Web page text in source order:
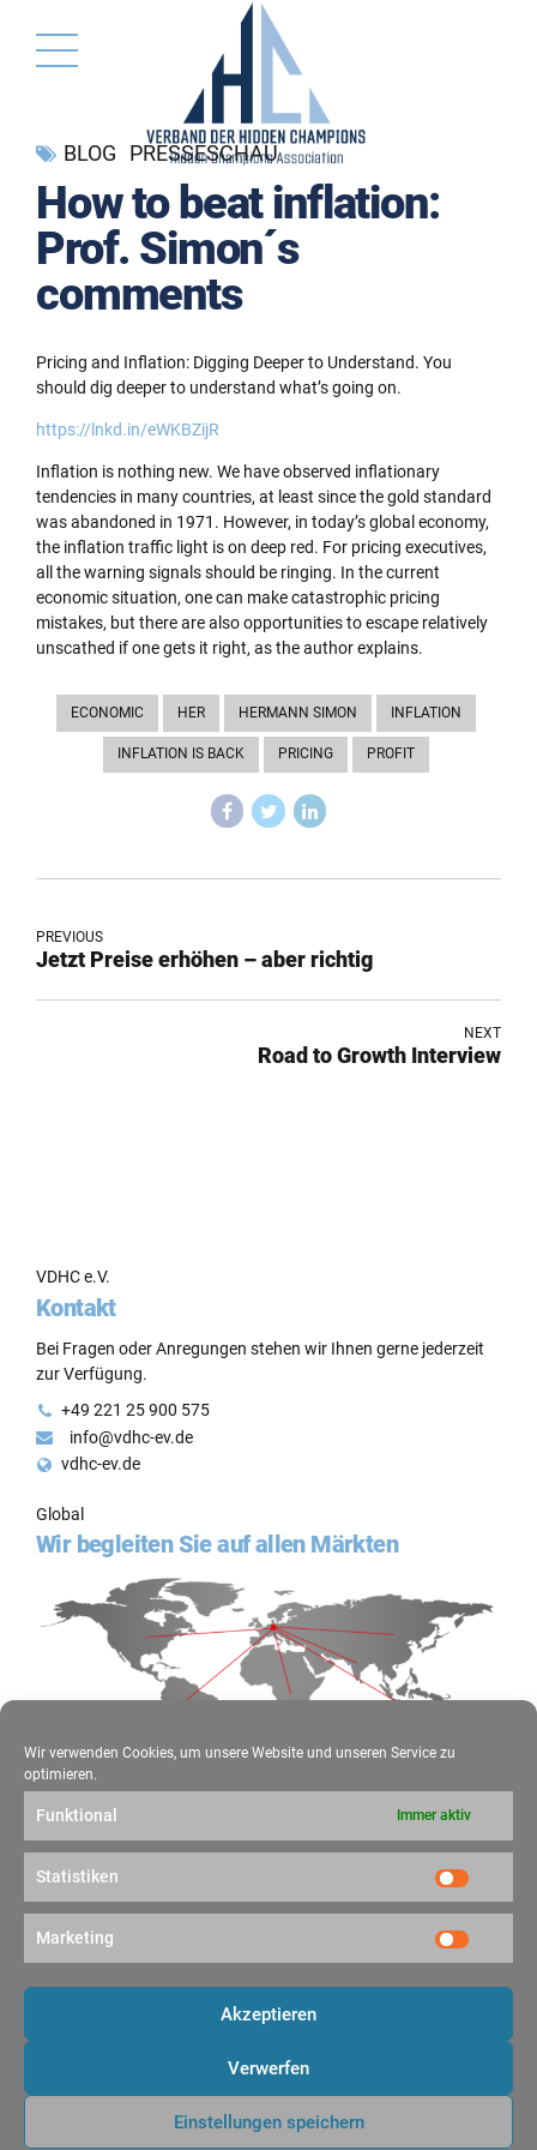
Wir verwenden Cookies, um unsere Website und unseren Service zu
optimieren.
Funktional Immer aktiv
Statistiken
Marketing
Akzeptieren
Verwerfen
Einstellungen speichern
BLOG PRESSESCHAU
How to beat inflation:
Prof. Simon´s
comments
Pricing and Inflation: Digging Deeper to Understand. You
should dig deeper to understand what’s going on.
https://lnkd.in/eWKBZijR
Inflation is nothing new. We have observed inflationary
tendencies in many countries, at least since the gold standard
was abandoned in 1971. However, in today’s global economy,
the inflation traffic light is on deep red. For pricing executives,
all the warning signals should be ringing. In the current
economic situation, one can make catastrophic pricing
mistakes, but there are also opportunities to escape relatively
unscathed if one gets it right, as the author explains.
ECONOMIC HER HERMANN SIMON INFLATION
INFLATION IS BACK PRICING PROFIT
PREVIOUS
Jetzt Preise erhöhen – aber richtig
NEXT
Road to Growth Interview
VDHC e.V.
Kontakt
Bei Fragen oder Anregungen stehen wir Ihnen gerne jederzeit
zur Verfügung.
+49 221 25 900 575
info@vdhc-ev.de
vdhc-ev.de
Global
Wir begleiten Sie auf allen Märkten
Folgen Sie uns
Social Media
Folgen Sie unseren Social-Media-Kanälen und erhalten Sie alle
News.